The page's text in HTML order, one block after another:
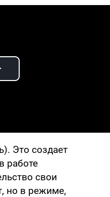
Video
Это создает
работе
свои
но в режиме,